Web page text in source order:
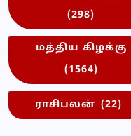
(298)
மத்திய கிழக்கு
(1564)
ராசிபலன் (22)